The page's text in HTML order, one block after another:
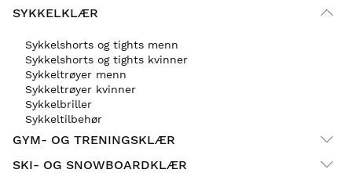
SYKKELKLÆR
Sykkelshorts og tights menn
Sykkelshorts og tights kvinner
Sykkeltrøyer menn
Sykkeltrøyer kvinner
Sykkelbriller
Sykkeltilbehør
GYM- OG TRENINGSKLÆR
SKI- OG SNOWBOARDKLÆR